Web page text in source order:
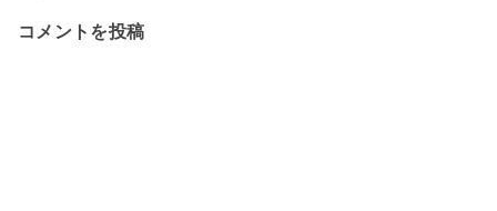
コメントを投稿